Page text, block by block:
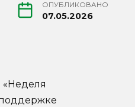
ОПУБЛИКОВАНО
07.05.2026